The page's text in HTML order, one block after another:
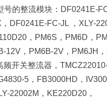
号的整流模块：DF0241E-FC
DF0241E-FC-JL ，XLY-
，PM6S，PM6D，
12V，PM6B-2V，PM6JH，
开关整流器，TMCZ22010-
5，FB3000HD，
22002M，KE220D20，